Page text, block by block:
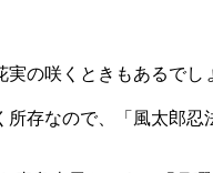
実の咲くときもあるで
存なので、「風太郎忍